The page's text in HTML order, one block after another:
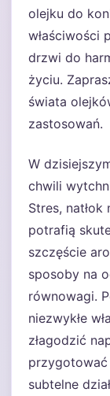
olejku do
właściwości
drzwi do
życiu.
świata
zastosowań.
W
chwili
Stres,
potrafią
szczęście
sposoby na
równowagi.
niezwykłe
złagodzić
przygotować
subtelne